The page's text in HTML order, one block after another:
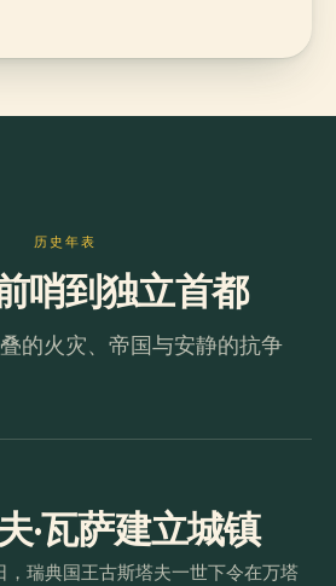
历史年表
哨到独立首都
的火灾、帝国与安静的抗争
·瓦萨建立城镇
，瑞典国王古斯塔夫一世下令在万塔